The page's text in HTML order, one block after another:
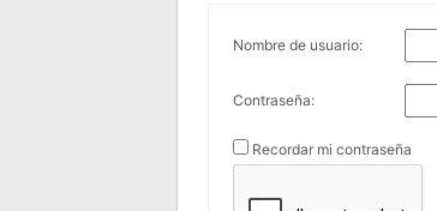
Nombre de usuario:
Contraseña:
Recordar mi contraseña